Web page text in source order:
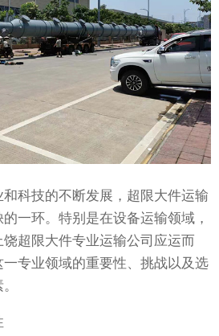
科技的不断发展，超限大件运输
一环。特别是在设备运输领域，
超限大件专业运输公司应运而
专业领域的重要性、挑战以及选